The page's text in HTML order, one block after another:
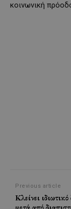
κοινωνική
Previous article
Κλείνει